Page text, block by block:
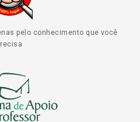
pelo conhecimento que você